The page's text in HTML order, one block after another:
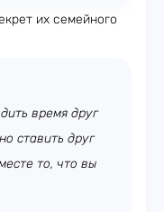
их семейного
время друг
ставить друг
то, что вы